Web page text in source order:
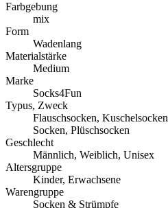
Farbgebung
mix
Form
Wadenlang
Materialstärke
Medium
Marke
Socks4Fun
Typus, Zweck
Flauschsocken,
Socken, Plüschsocken
Geschlecht
Männlich, Weiblich, Unisex
Altersgruppe
Kinder, Erwachsene
Warengruppe
Socken & Strümpfe